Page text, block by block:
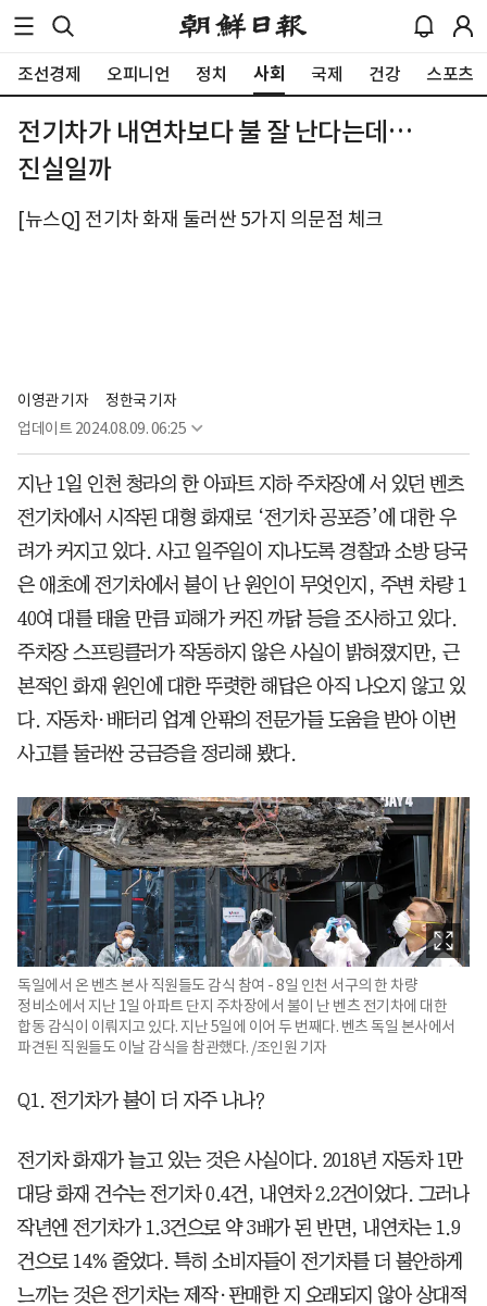
조선경제 오피니언 정치 사회 국제 건강 스포츠
전기차가 내연차보다 불 잘 난다는데…
진실일까
[뉴스Q] 전기차 화재 둘러싼 5가지 의문점 체크
이영관 기자
정한국 기자
업데이트 2024.08.09. 06:25
지난 1일 인천 청라의 한 아파트 지하 주차장에 서 있던 벤츠
전기차에서 시작된 대형 화재로 ‘전기차 공포증’에 대한 우
려가 커지고 있다. 사고 일주일이 지나도록 경찰과 소방 당국
은 애초에 전기차에서 불이 난 원인이 무엇인지, 주변 차량 1
40여 대를 태울 만큼 피해가 커진 까닭 등을 조사하고 있다.
주차장 스프링클러가 작동하지 않은 사실이 밝혀졌지만, 근
본적인 화재 원인에 대한 뚜렷한 해답은 아직 나오지 않고 있
다. 자동차·배터리 업계 안팎의 전문가들 도움을 받아 이번
사고를 둘러싼 궁금증을 정리해 봤다.
독일에서 온 벤츠 본사 직원들도 감식 참여 - 8일 인천 서구의 한 차량
정비소에서 지난 1일 아파트 단지 주차장에서 불이 난 벤츠 전기차에 대한
합동 감식이 이뤄지고 있다. 지난 5일에 이어 두 번째다. 벤츠 독일 본사에서
파견된 직원들도 이날 감식을 참관했다. /조인원 기자
Q1. 전기차가 불이 더 자주 나나?
전기차 화재가 늘고 있는 것은 사실이다. 2018년 자동차 1만
대당 화재 건수는 전기차 0.4건, 내연차 2.2건이었다. 그러나
작년엔 전기차가 1.3건으로 약 3배가 된 반면, 내연차는 1.9
건으로 14% 줄었다. 특히 소비자들이 전기차를 더 불안하게
느끼는 것은 전기차는 제작·판매한 지 오래되지 않아 상대적